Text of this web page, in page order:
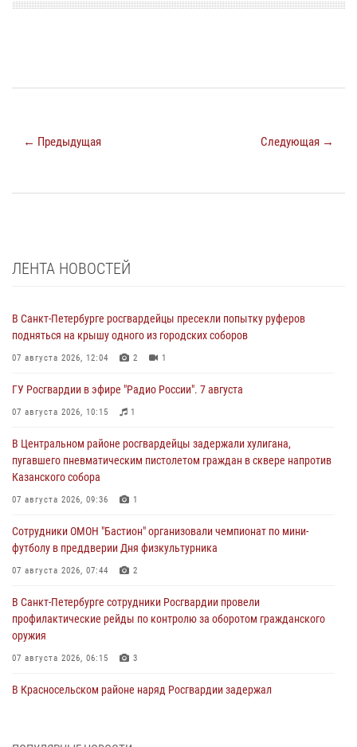
← Предыдущая Следующая →
ЛЕНТА НОВОСТЕЙ
В Санкт-Петербурге росгвардейцы пресекли попытку руферов
подняться на крышу одного из городских соборов
07 августа 2026, 12:04 2 1
ГУ Росгвардии в эфире "Радио России". 7 августа
07 августа 2026, 10:15 1
В Центральном районе росгвардейцы задержали хулигана,
пугавшего пневматическим пистолетом граждан в сквере напротив
Казанского собора
07 августа 2026, 09:36 1
Сотрудники ОМОН "Бастион" организовали чемпионат по мини-
футболу в преддверии Дня физкультурника
07 августа 2026, 07:44 2
В Санкт-Петербурге сотрудники Росгвардии провели
профилактические рейды по контролю за оборотом гражданского
оружия
07 августа 2026, 06:15 3
В Красносельском районе наряд Росгвардии задержал